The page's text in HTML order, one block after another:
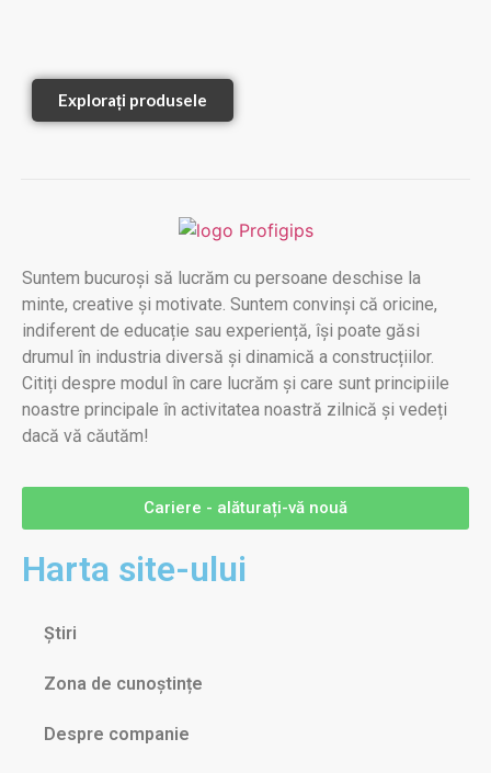
Explorați produsele
Suntem bucuroși să lucrăm cu persoane deschise la
minte, creative și motivate. Suntem convinși că oricine,
indiferent de educație sau experiență, își poate găsi
drumul în industria diversă și dinamică a construcțiilor.
Citiți despre modul în care lucrăm și care sunt principiile
noastre principale în activitatea noastră zilnică și vedeți
dacă vă căutăm!
Cariere - alăturați-vă nouă
Harta site-ului
Știri
Zona de cunoștințe
Despre companie